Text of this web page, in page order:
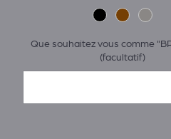
Que souhaitez vous comme
(facultatif)